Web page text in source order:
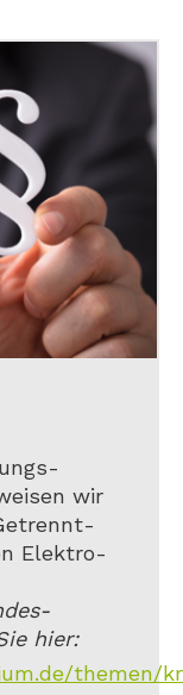
wir
Elektro-
hier: